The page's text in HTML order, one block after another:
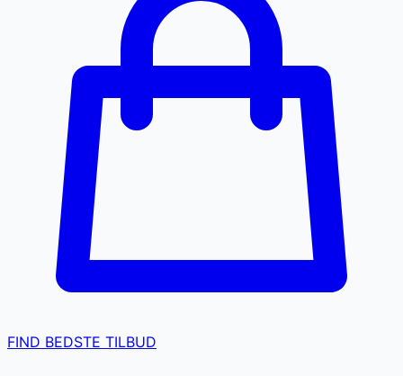
FIND BEDSTE TILBUD